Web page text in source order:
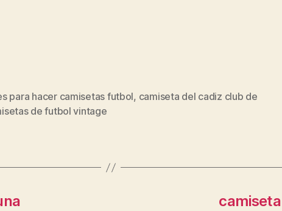
para hacer camisetas futbol, camiseta del cadiz club de
de futbol vintage